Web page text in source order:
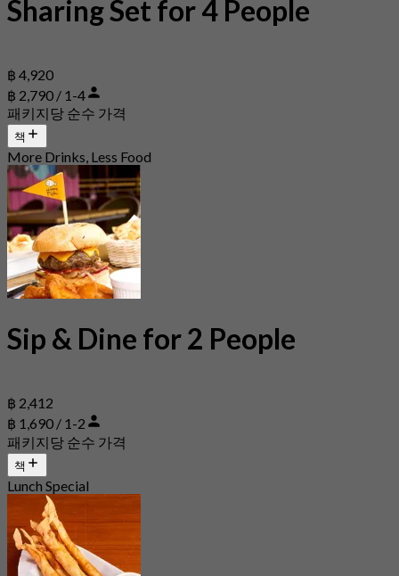
Sharing Set for 4 People
฿ 4,920
฿ 2,790 / 1-4
패키지당 순수 가격
책
More Drinks, Less Food
Sip & Dine for 2 People
฿ 2,412
฿ 1,690 / 1-2
패키지당 순수 가격
책
Lunch Special